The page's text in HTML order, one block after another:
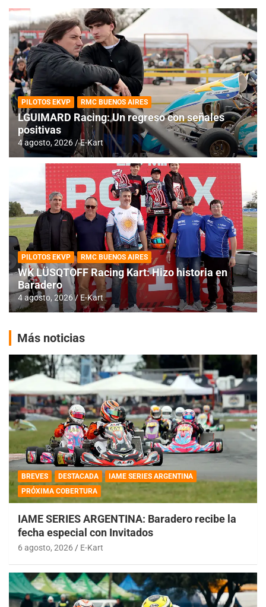
PILOTOS EKVP RMC BUENOS AIRES
LGUIMARD Racing: Un regreso con señales
positivas
4 agosto, 2026 E-Kart
PILOTOS EKVP RMC BUENOS AIRES
WK LÜSQTOFF Racing Kart: Hizo historia en
Baradero
4 agosto, 2026 E-Kart
Más noticias
BREVES DESTACADA
IAME SERIES ARGENTINA
PRÓXIMA COBERTURA
IAME SERIES ARGENTINA: Baradero recibe la
fecha especial con Invitados
6 agosto, 2026 E-Kart